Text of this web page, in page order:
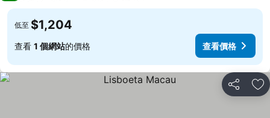
低至 $1,204
查看 1 個網站的價格 查看價格
分享 放